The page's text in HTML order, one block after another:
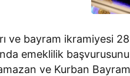
ve bayram ikramiyesi
emeklilik
ve Kurban